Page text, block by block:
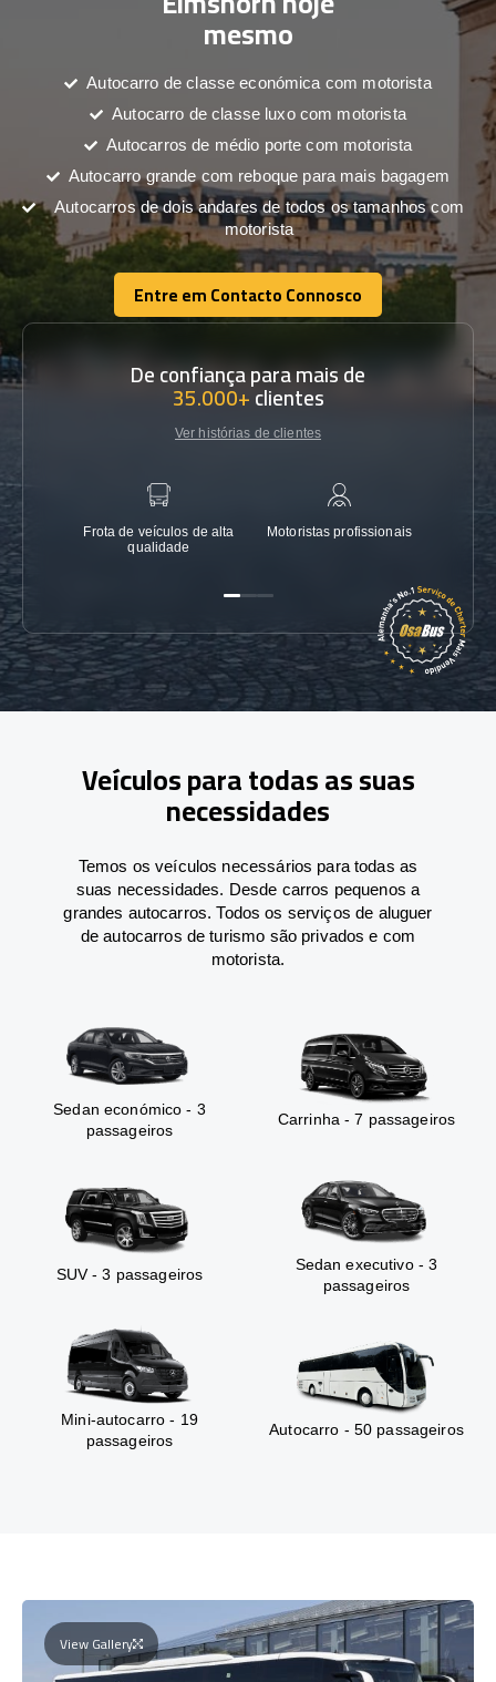
mesmo
Autocarro de classe económica com motorista
Autocarro de classe luxo com motorista
Autocarros de médio porte com motorista
Autocarro grande com reboque para mais bagagem
Autocarros de dois andares de todos os tamanhos com
motorista
Entre em Contacto Connosco
Entre em Contacto Connosco
De confiança para mais de
35.000+clientes
Ver histórias de clientes
Frota de veículos de alta
qualidade
Motoristas profissionais
Veículos para todas as suas
necessidades
Temos os veículos necessários para todas as
suas necessidades. Desde carros pequenos a
grandes autocarros. Todos os serviços de aluguer
de autocarros de turismo são privados e com
motorista.
Sedan económico - 3
passageiros
Carrinha - 7 passageiros
SUV - 3 passageiros
Sedan executivo - 3
passageiros
Mini-autocarro - 19
passageiros
Autocarro - 50 passageiros
View Gallery